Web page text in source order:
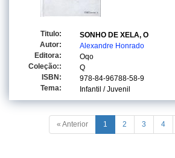
Titulo:
SONHO DE XELA, O
Autor:
Alexandre Honrado
Editora:
Oqo
Coleção::
Q
ISBN:
978-84-96788-58-9
Tema:
Infantil / Juvenil
« Anterior 1 2 3 4